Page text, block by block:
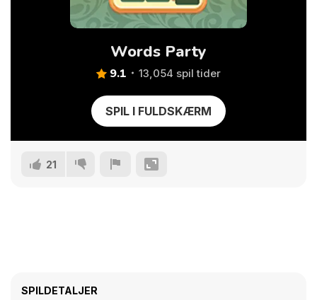
Words Party
9.1 13,054 spil tider
SPIL I FULDSKÆRM
21
SPILDETALJER